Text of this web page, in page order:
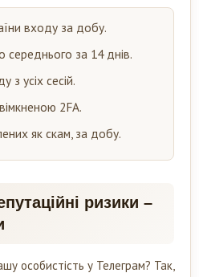
входу за добу.
середнього за 14 днів.
з усіх сесій.
2FA.
як скам, за добу.
ризики –
особистість у Телеграм? Так,